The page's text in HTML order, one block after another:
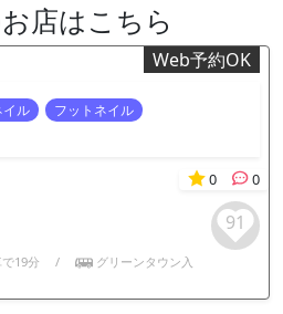
店はこちら
Web予約OK
イル フットネイル
0 0
19分
/
グリーンタウン入
91